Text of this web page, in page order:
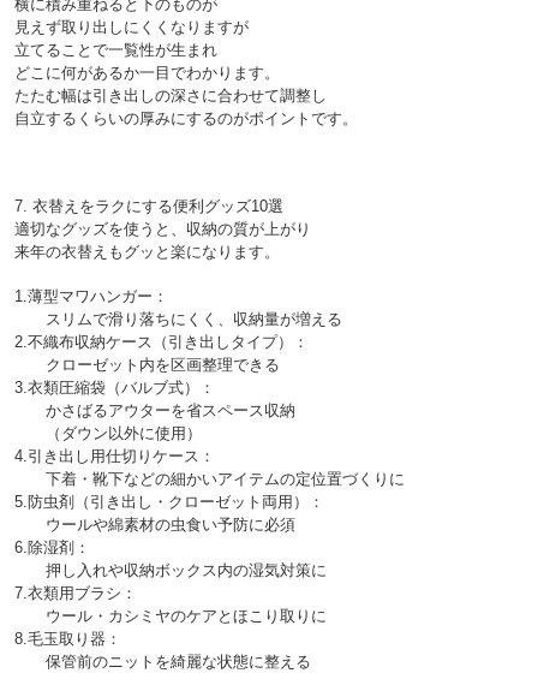
横に積み重ねると下のものが
見えず取り出しにくくなりますが
立てることで一覧性が生まれ
どこに何があるか一目でわかります。
たたむ幅は引き出しの深さに合わせて調整し
7. 衣替えをラクにする便利グッズ10選
適切なグッズを使うと、収納の質が上がり
来年の衣替えもグッと楽になります。
1.薄型マワハンガー：
スリムで滑り落ちにくく、収納量が増える
2.不織布収納ケース（引き出しタイプ）：
クローゼット内を区画整理できる
3.衣類圧縮袋（バルブ式）：
かさばるアウターを省スペース収納
（ダウン以外に使用）
4.引き出し用仕切りケース：
下着・靴下などの細かいアイテムの定位置づくりに
5.防虫剤（引き出し・クローゼット両用）：
ウールや綿素材の虫食い予防に必須
6.除湿剤：
押し入れや収納ボックス内の湿気対策に
7.衣類用ブラシ：
ウール・カシミヤのケアとほこり取りに
8.毛玉取り器：
保管前のニットを綺麗な状態に整える